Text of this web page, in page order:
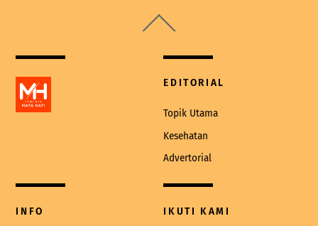
To
EDITORIAL
Topik Utama
Kesehatan
Advertorial
INFO IKUTI KAMI